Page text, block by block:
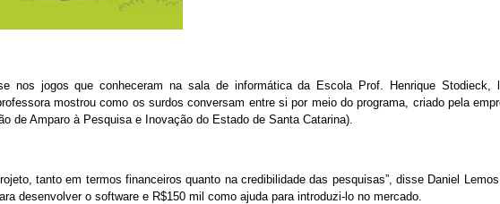
nos jogos que conheceram na sala de informática da Escola Prof. Henrique Stodieck,
mostrou como os surdos conversam entre si por meio do programa, criado pela
de Amparo à Pesquisa e Inovação do Estado de Santa Catarina).
tanto em termos financeiros quanto na credibilidade das pesquisas”, disse Daniel
desenvolver o software e R$150 mil como ajuda para introduzi-lo no mercado.